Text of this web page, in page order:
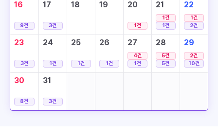
16
9건
17
3건
18 19 20
1건
21
1건
1건
22
1건
2건
23
3건
24
1건
25
1건
26
1건
27
4건
1건
28
5건
5건
29
2건
10건
30
8건
31
3건